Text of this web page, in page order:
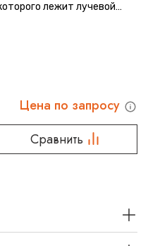
лежит лучевой
экстренной
условиях.
Цена по запросу
Сравнить